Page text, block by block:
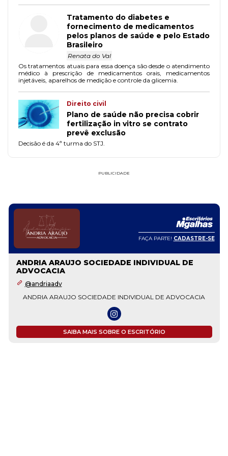
Tratamento do diabetes e
fornecimento de medicamentos
pelos planos de saúde e pelo Estado
Brasileiro
Renata do Val
Os tratamentos atuais para essa doença são desde o atendimento
médico à prescrição de medicamentos orais, medicamentos
injetáveis, aparelhos de medição e controle da glicemia.
Direito civil
Plano de saúde não precisa cobrir
fertilização in vitro se contrato
prevê exclusão
Decisão é da 4ª turma do STJ.
PUBLICIDADE
FAÇA PARTE! CADASTRE-SE
ANDRIA ARAUJO SOCIEDADE INDIVIDUAL DE
ADVOCACIA
@andriaadv
ANDRIA ARAUJO SOCIEDADE INDIVIDUAL DE ADVOCACIA
SAIBA MAIS SOBRE O ESCRITÓRIO